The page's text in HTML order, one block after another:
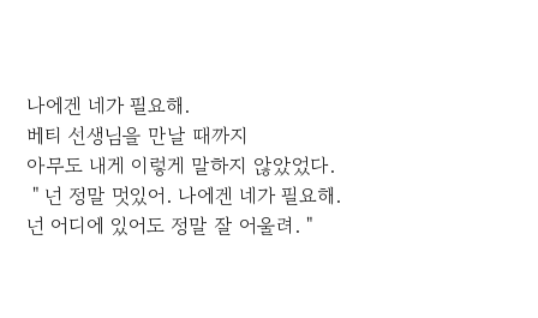
나에겐 네가 필요해.
베티 선생님을 만날 때까지
아무도 내게 이렇게 말하지 않았었다.
＂넌 정말 멋있어. 나에겐 네가 필요해.
넌 어디에 있어도 정말 잘 어울려.＂